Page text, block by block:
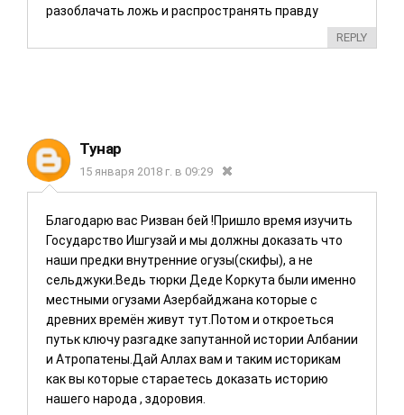
разоблачать ложь и распространять правду
REPLY
Тунар
15 января 2018 г. в 09:29
Благодарю вас Ризван бей !Пришло время изучить
Государство Ишгузай и мы должны доказать что
наши предки внутренние огузы(скифы), а не
сельджуки.Ведь тюрки Деде Коркута были именно
местными огузами Азербайджана которые с
древних времён живут тут.Потом и откроеться
путьк ключу разгадке запутанной истории Албании
и Атропатены.Дай Аллах вам и таким историкам
как вы которые стараетесь доказать историю
нашего народа , здоровия.